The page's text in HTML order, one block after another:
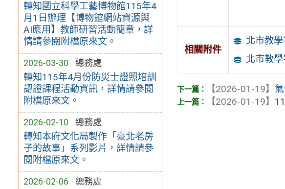
轉知國立科學工藝博物館115年4
月1日辦理【博物館網站資源與
AI應用】教師研習活動簡章，詳
情請參閱附檔原來文。
2026-03-30 總務處
轉知115年4月份防災士證照培訓
認證課程活動資訊，詳情請參閱
附檔原來文。
2026-02-10 總務處
轉知本府文化局製作「臺北老房
子的故事」系列影片，詳情請參
閱附檔原來文。
2026-02-06 總務處
相關附件
北市教
北市教
【2026-01-19】
【2026-01-19】